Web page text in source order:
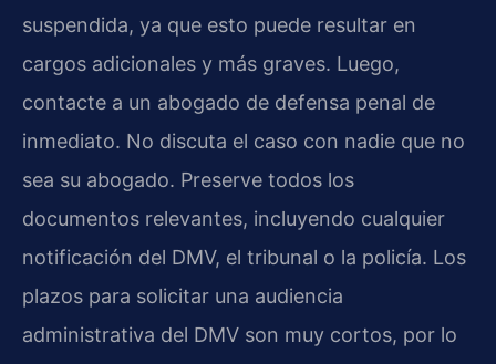
suspendida, ya que esto puede resultar en
cargos adicionales y más graves. Luego,
contacte a un abogado de defensa penal de
inmediato. No discuta el caso con nadie que no
sea su abogado. Preserve todos los
documentos relevantes, incluyendo cualquier
notificación del DMV, el tribunal o la policía. Los
plazos para solicitar una audiencia
administrativa del DMV son muy cortos, por lo